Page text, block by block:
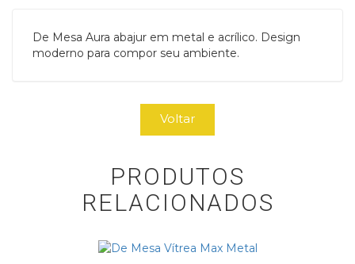
De Mesa Aura abajur em metal e acrílico. Design
moderno para compor seu ambiente.
Voltar
PRODUTOS
RELACIONADOS